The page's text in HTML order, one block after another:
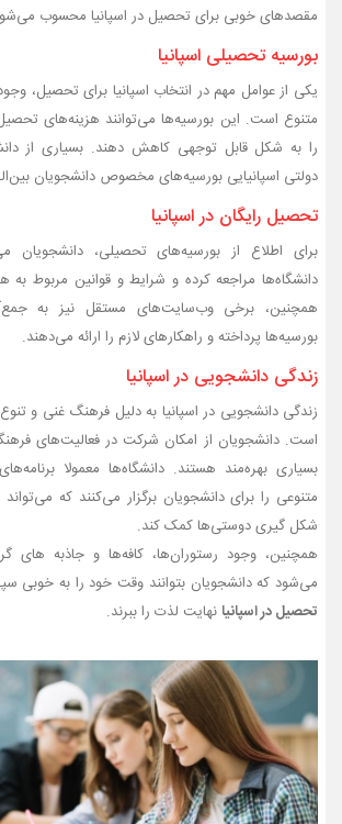
مقصد‌های خوبی برای تحصیل در اسپانیا محسوب
بورسیه تحصیلی اسپانیا
یکی از عوامل مهم در انتخاب اسپانیا برای تحصیل،
متنوع است. این بورسیه‌ها می‌توانند هزینه‌های
را به شکل قابل توجهی کاهش دهند. بسیاری از
دولتی اسپانیایی بورسیه‌های مخصوص دانشجویان
تحصیل رایگان در اسپانیا
برای اطلاع از بورسیه‌های تحصیلی، دانشجویان
دانشگاه‌ها مراجعه کرده و شرایط و قوانین مربوط به
همچنین، برخی وب‌سایت‌های مستقل نیز به
بورسیه‌ها پرداخته و راهکارهای لازم را ارائه می‌دهند.
زندگی دانشجویی در اسپانیا
زندگی دانشجویی در اسپانیا به دلیل فرهنگ غنی و
است. دانشجویان از امکان شرکت در فعالیت‌های
بسیاری بهره‌مند هستند. دانشگاه‌ها معمولا
متنوعی را برای دانشجویان برگزار می‌کنند که
شکل گیری دوستی‌ها کمک کند.
همچنین، وجود رستوران‌ها، کافه‌ها و جاذبه های
می‌شود که دانشجویان بتوانند وقت خود را به خوبی
تحصیل در اسپانیا نهایت لذت را ببرند.